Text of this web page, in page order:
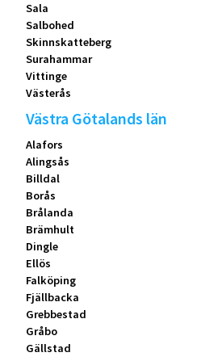
Sala
Salbohed
Skinnskatteberg
Surahammar
Vittinge
Västerås
Västra Götalands län
Alafors
Alingsås
Billdal
Borås
Brålanda
Brämhult
Dingle
Ellös
Falköping
Fjällbacka
Grebbestad
Gråbo
Gällstad